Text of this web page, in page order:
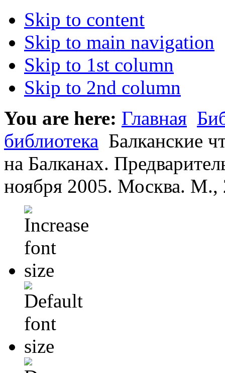
Skip to content
Skip to main navigation
Skip to 1st column
Skip to 2nd column
You are here: Главная
библиотека Балканские
на Балканах.
ноября 2005. Москва. М.,